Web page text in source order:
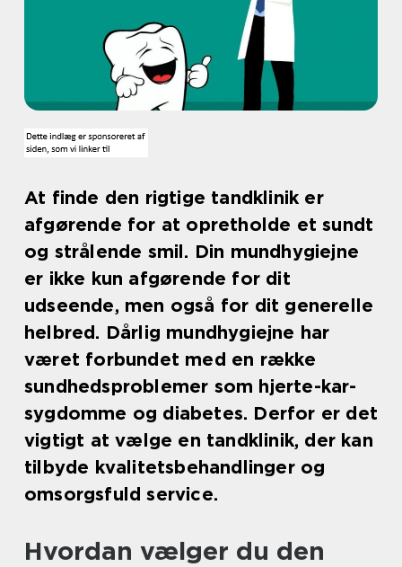
At finde den rigtige tandklinik er
afgørende for at opretholde et sundt
og strålende smil. Din mundhygiejne
er ikke kun afgørende for dit
udseende, men også for dit generelle
helbred. Dårlig mundhygiejne har
været forbundet med en række
sundhedsproblemer som hjerte-kar-
sygdomme og diabetes. Derfor er det
vigtigt at vælge en tandklinik, der kan
tilbyde kvalitetsbehandlinger og
omsorgsfuld service.
Hvordan vælger du den